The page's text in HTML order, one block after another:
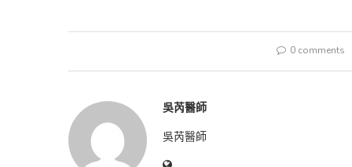
0 comments
吳芮醫師
吳芮醫師